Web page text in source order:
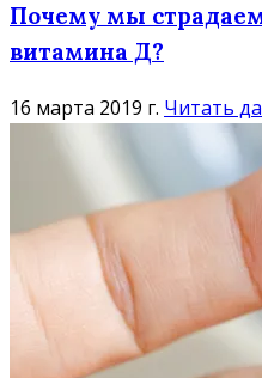
Почему мы
витамина Д?
16 марта 2019 г. Читать